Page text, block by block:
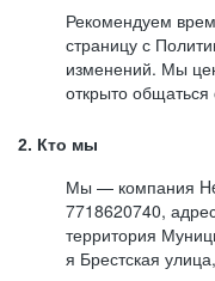
Рекомендуем
страницу с
изменений. Мы
открыто общаться
2. Кто мы
Мы — компания
7718620740,
территория
я Брестская